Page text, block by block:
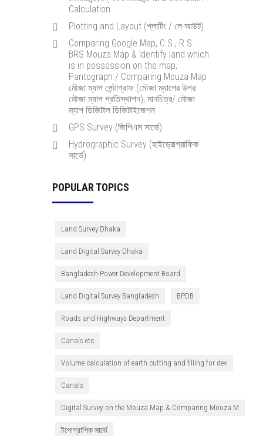
Calculation
Plotting and Layout (প্লাটিং / লে-আউট)
Comparing Google Map, C.S., R.S.
BRS Mouza Map & Identify land which
is in possession on the map,
Pantograph / Comparing Mouza Map
মৌজা ম্যাপ পেন্টাগ্রাফ (মৌজা ম্যাপের উপর
মৌজা ম্যাপ প্রতিস্থাপন), মানচিত্র/ মৌজা
ম্যাপ ডিজিটাল ডিজিটাইজেশন
GPS Survey (জিপিএস সার্ভে)
Hydrographic Survey (হাইড্রোগ্রাফিক
সার্ভে)
POPULAR TOPICS
Land Survey Dhaka
Land Digital Survey Dhaka
Bangladesh Power Development Board
Land Digital Survey Bangladesh BPDB
Roads and Highways Department
Canals etc
Volume calculation of earth cutting and filling for dev
Canals
Digital Survey on the Mouza Map & Comparing Mouza M
টপোগ্রাপিক সার্ভে